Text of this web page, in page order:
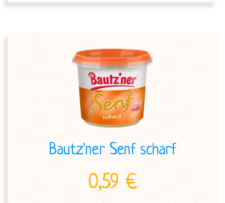
Bautz'ner Senf scharf
0,59 €